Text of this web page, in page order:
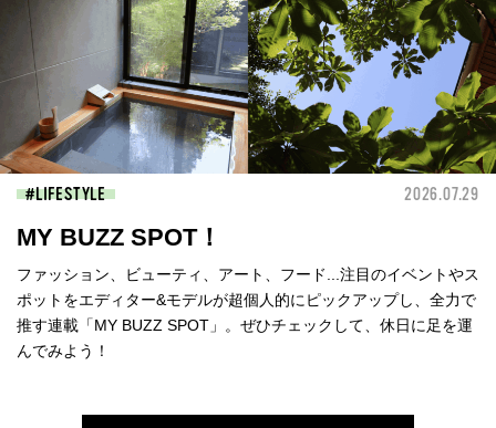
LIFESTYLE 2026.07.29
MY BUZZ SPOT！
ファッション、ビューティ、アート、フード...注目のイベントやス
ポットをエディター&モデルが超個人的にピックアップし、全力で
推す連載「MY BUZZ SPOT」。ぜひチェックして、休日に足を運
んでみよう！